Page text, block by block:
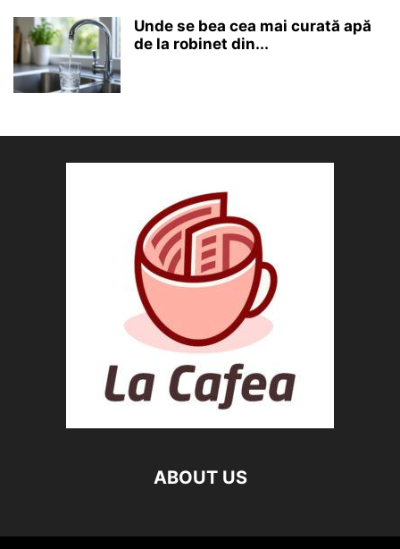
Unde se bea cea mai curată apă
de la robinet din...
ABOUT US